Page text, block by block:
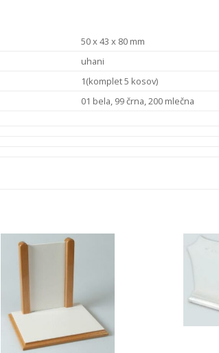
50 x 43 x 80 mm
uhani
1(komplet 5 kosov)
01 bela, 99 črna, 200 mlečna